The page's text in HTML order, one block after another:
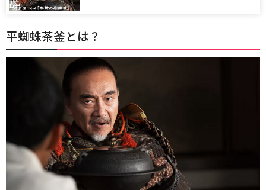
平蜘蛛茶釜とは？